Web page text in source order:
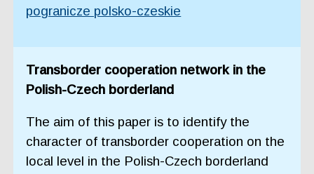
pogranicze polsko-czeskie
Transborder cooperation network in the
Polish-Czech borderland
The aim of this paper is to identify the
character of transborder cooperation on the
local level in the Polish-Czech borderland